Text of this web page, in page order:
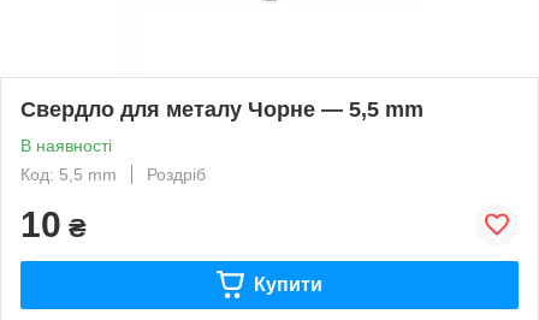
Свердло для металу Чорне — 5,5 mm
В наявності
Код: 5,5 mm
Роздріб
10 ₴
Купити